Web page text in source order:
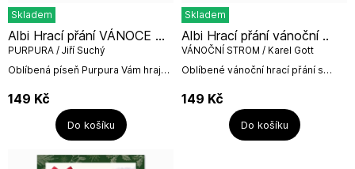
Skladem
Oblíbená píseň Purpura Vám hraje
x 15 cmPřání obsahuje i bílou
obálku.Albi...
Albi Hrací přání VÁNOCE ...
PURPURA / Jiří Suchý
149 Kč
Do košíku
Skladem
Oblíbené vánoční hrací přání s
strom.Text na titulní straně přání:K
VÁNOCŮMText...
Albi Hrací přání vánoční ..
VÁNOČNÍ STROM / Karel Gott
149 Kč
Do košíku